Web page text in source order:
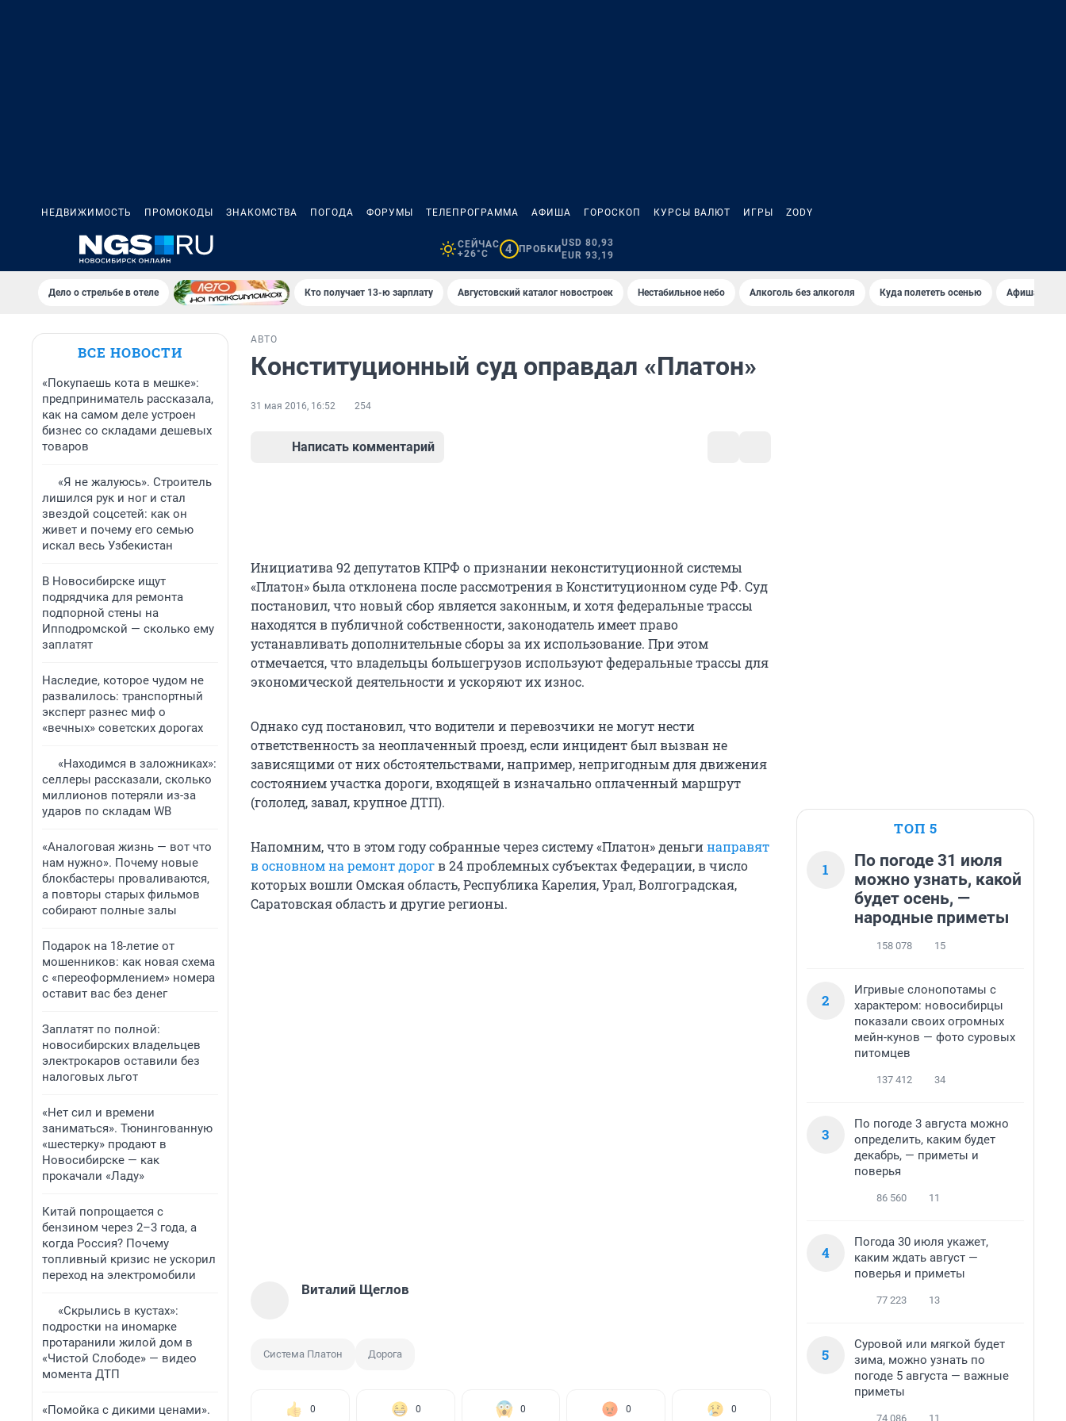
НЕДВИЖИМОСТЬ ПРОМОКОДЫ ЗНАКОМСТВА ПОГОДА ФОРУМЫ ТЕЛЕПРОГРАММА АФИША ГОРОСКОП КУРСЫ ВАЛЮТ ИГРЫ ZODY
СЕЙЧАС
+26°C
4 ПРОБКИ
USD 80,93
EUR 93,19
Дело о стрельбе в отеле Кто получает 13-ю зарплату Августовский каталог новостроек Нестабильное небо Алкоголь без алкоголя Куда полететь осенью Афиша на
ВСЕ НОВОСТИ
«Покупаешь кота в мешке»:
предприниматель рассказала,
как на самом деле устроен
бизнес со складами дешевых
товаров
«Я не жалуюсь». Строитель
лишился рук и ног и стал
звездой соцсетей: как он
живет и почему его семью
искал весь Узбекистан
В Новосибирске ищут
подрядчика для ремонта
подпорной стены на
Ипподромской — сколько ему
заплатят
Наследие, которое чудом не
развалилось: транспортный
эксперт разнес миф о
«вечных» советских дорогах
«Находимся в заложниках»:
селлеры рассказали, сколько
миллионов потеряли из-за
ударов по складам WB
«Аналоговая жизнь — вот что
нам нужно». Почему новые
блокбастеры проваливаются,
а повторы старых фильмов
собирают полные залы
Подарок на 18-летие от
мошенников: как новая схема
с «переоформлением» номера
оставит вас без денег
Заплатят по полной:
новосибирских владельцев
электрокаров оставили без
налоговых льгот
«Нет сил и времени
заниматься». Тюнингованную
«шестерку» продают в
Новосибирске — как
прокачали «Ладу»
Китай попрощается с
бензином через 2–3 года, а
когда Россия? Почему
топливный кризис не ускорил
переход на электромобили
«Скрылись в кустах»:
подростки на иномарке
протаранили жилой дом в
«Чистой Слободе» — видео
момента ДТП
«Помойка с дикими ценами».
АВТО
Конституционный суд оправдал «Платон»
31 мая 2016, 16:52 254
Написать комментарий
Инициатива 92 депутатов КПРФ о признании неконституционной системы
«Платон» была отклонена после рассмотрения в Конституционном суде РФ. Суд
постановил, что новый сбор является законным, и хотя федеральные трассы
находятся в публичной собственности, законодатель имеет право
устанавливать дополнительные сборы за их использование. При этом
отмечается, что владельцы большегрузов используют федеральные трассы для
экономической деятельности и ускоряют их износ.
Однако суд постановил, что водители и перевозчики не могут нести
ответственность за неоплаченный проезд, если инцидент был вызван не
зависящими от них обстоятельствами, например, непригодным для движения
состоянием участка дороги, входящей в изначально оплаченный маршрут
(гололед, завал, крупное ДТП).
Напомним, что в этом году собранные через систему «Платон» деньгинаправят
в основном на ремонт дорогв 24 проблемных субъектах Федерации, в число
которых вошли Омская область, Республика Карелия, Урал, Волгоградская,
Саратовская область и другие регионы.
Виталий Щеглов
Система Платон Дорога
0 0 0 0 0
ТОП 5
1
По погоде 31 июля
можно узнать, какой
будет осень, —
народные приметы
158 078 15
2
Игривые слонопотамы с
характером: новосибирцы
показали своих огромных
мейн-кунов — фото суровых
питомцев
137 412 34
3
По погоде 3 августа можно
определить, каким будет
декабрь, — приметы и
поверья
86 560 11
4
Погода 30 июля укажет,
каким ждать август —
поверья и приметы
77 223 13
5
Суровой или мягкой будет
зима, можно узнать по
погоде 5 августа — важные
приметы
74 086 11